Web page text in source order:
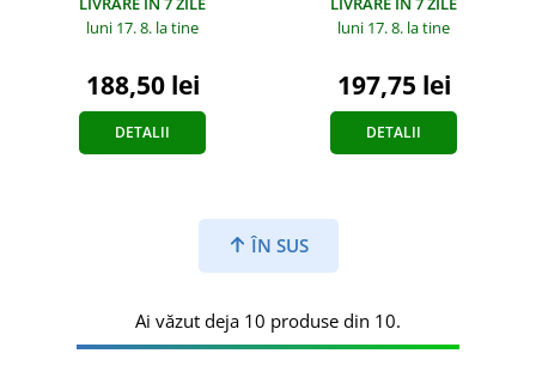
luni 17. 8. la tine
188,50 lei
DETALII
luni 17. 8. la tine
197,75 lei
DETALII
ÎN SUS
Ai văzut deja 10 produse din 10.